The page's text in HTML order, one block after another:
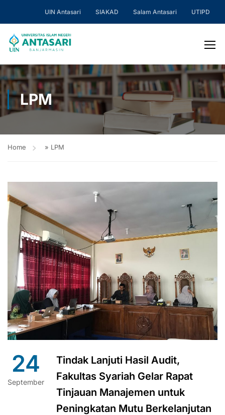
UIN Antasari SIAKAD Salam Antasari UTIPD
LPM
Home » LPM
24
September
Tindak Lanjuti Hasil Audit,
Fakultas Syariah Gelar Rapat
Tinjauan Manajemen untuk
Peningkatan Mutu Berkelanjutan